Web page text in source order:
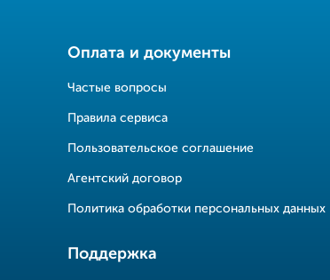
Оплата и документы
Частые вопросы
Правила сервиса
Пользовательское соглашение
Агентский договор
Политика обработки персональных данных
Поддержка